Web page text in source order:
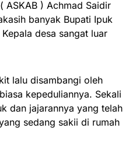
ASKAB ) Achmad Saidir
banyak Bupati Ipuk
desa sangat luar
lalu disambangi oleh
kepeduliannya. Sekali
dan jajarannya yang telah
sedang sakii di rumah